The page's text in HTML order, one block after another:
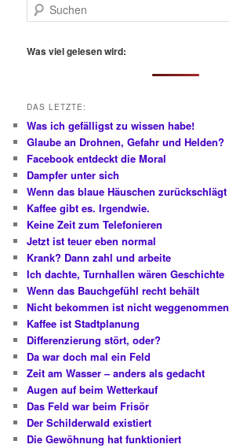
u
h
Was viel gelesen wird:
DAS LETZTE:
Was ich gefälligst zu wissen habe!
Glaube an Drohnen, Gefahr und Helden?
Facebook entdeckt die Moral
Dampfer unter sich
Wenn das blaue Häuschen zurückschlägt
Kaffee gibt es. Irgendwie.
Keine Zeit zum Telefonieren
Jetzt ist teuer eben normal
Krank? Dann zahl und arbeite
Ich dachte, Turnhallen wären Geschichte
Wenn das Bauchgefühl recht behält
Nicht bekommen ist nicht weggenommen
Kaffee ist Stadtplanung
Differenzierung stört, oder?
Da war doch mal ein Feld
Zeit am Wasser – anders als gedacht
Augen auf beim Wetterkauf
Das Feld war beim Frisör
Der Schilderwald existiert
Die Gewöhnung hat funktioniert